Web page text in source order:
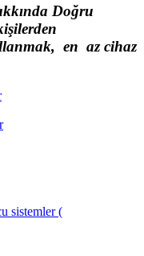
Doğru
en az cihaz